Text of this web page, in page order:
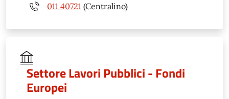
011 40721 (Centralino)
Settore Lavori Pubblici - Fondi
Europei